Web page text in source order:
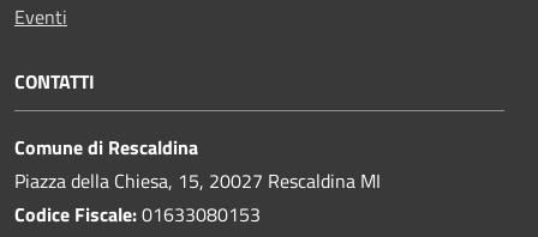
Eventi
CONTATTI
Comune di Rescaldina
Piazza della Chiesa, 15, 20027 Rescaldina MI
Codice Fiscale:01633080153